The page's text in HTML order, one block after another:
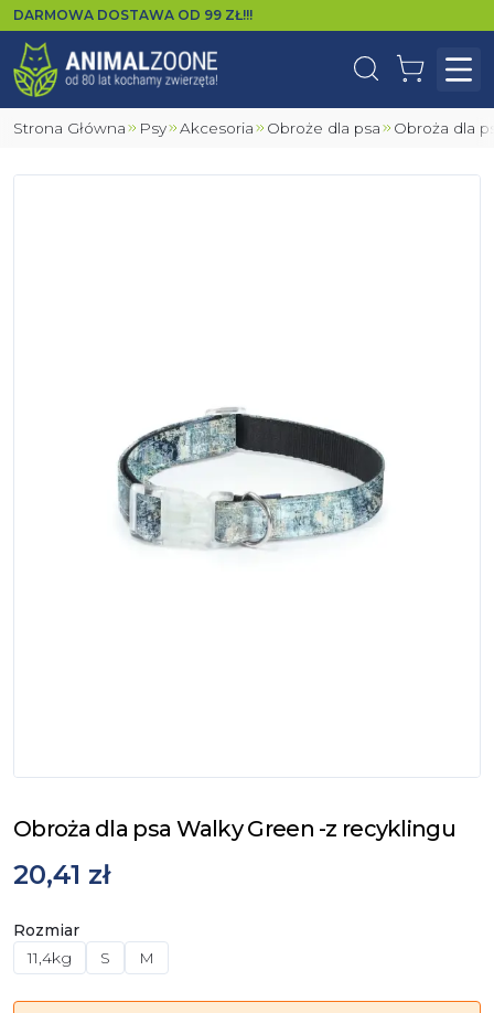
DARMOWA DOSTAWA OD 99 ZŁ!!!
WyszukajKoszyk
Strona Główna Psy Akcesoria Obroże dla psa Obroża dla
Obroża dla psa Walky Green -z recyklingu
20,41 zł
Rozmiar
11,4kg
S M